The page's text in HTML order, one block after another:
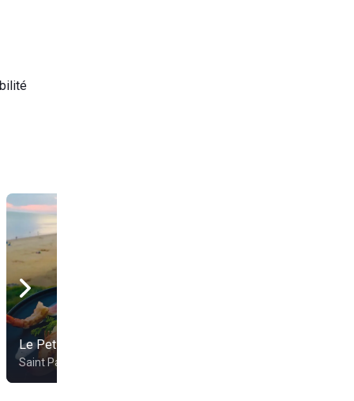
Le Petit Poucet
Saint Palais Sur Mer